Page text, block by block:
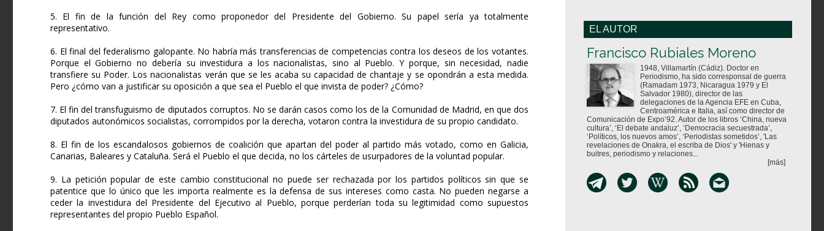
5. El fin de la función del Rey como proponedor del Presidente del Gobierno. Su papel sería ya totalmente
representativo.
6. El final del federalismo galopante. No habría más transferencias de competencias contra los deseos de los votantes.
Porque el Gobierno no debería su investidura a los nacionalistas, sino al Pueblo. Y porque, sin necesidad, nadie
transfiere su Poder. Los nacionalistas verán que se les acaba su capacidad de chantaje y se opondrán a esta medida.
Pero ¿cómo van a justificar su oposición a que sea el Pueblo el que invista de poder? ¿Cómo?
7. El fin del transfuguismo de diputados corruptos. No se darán casos como los de la Comunidad de Madrid, en que dos
diputados autonómicos socialistas, corrompidos por la derecha, votaron contra la investidura de su propio candidato.
8. El fin de los escandalosos gobiernos de coalición que apartan del poder al partido más votado, como en Galicia,
Canarias, Baleares y Cataluña. Será el Pueblo el que decida, no los cárteles de usurpadores de la voluntad popular.
9. La petición popular de este cambio constitucional no puede ser rechazada por los partidos políticos sin que se
patentice que lo único que les importa realmente es la defensa de sus intereses como casta. No pueden negarse a
ceder la investidura del Presidente del Ejecutivo al Pueblo, porque perderían toda su legitimidad como supuestos
representantes del propio Pueblo Español.
EL AUTOR
Francisco Rubiales Moreno
1948, Villamartín (Cádiz). Doctor en
Periodismo, ha sido corresponsal de guerra
(Ramadam 1973, Nicaragua 1979 y El
Salvador 1980), director de las
delegaciones de la Agencia EFE en Cuba,
Centroamérica e Italia, así como director de
Comunicación de Expo’92. Autor de los libros ‘China, nueva
cultura’, ‘El debate andaluz’, ‘Democracia secuestrada’,
‘Políticos, los nuevos amos’, ‘Periodistas sometidos’, 'Las
revelaciones de Onakra, el escriba de Dios' y 'Hienas y
buitres, periodismo y relaciones...
[más]